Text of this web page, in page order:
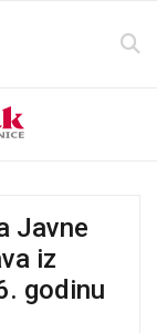
Javne
iz
godinu